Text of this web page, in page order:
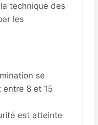
technique des
les
se
entre 8 et 15
est atteinte